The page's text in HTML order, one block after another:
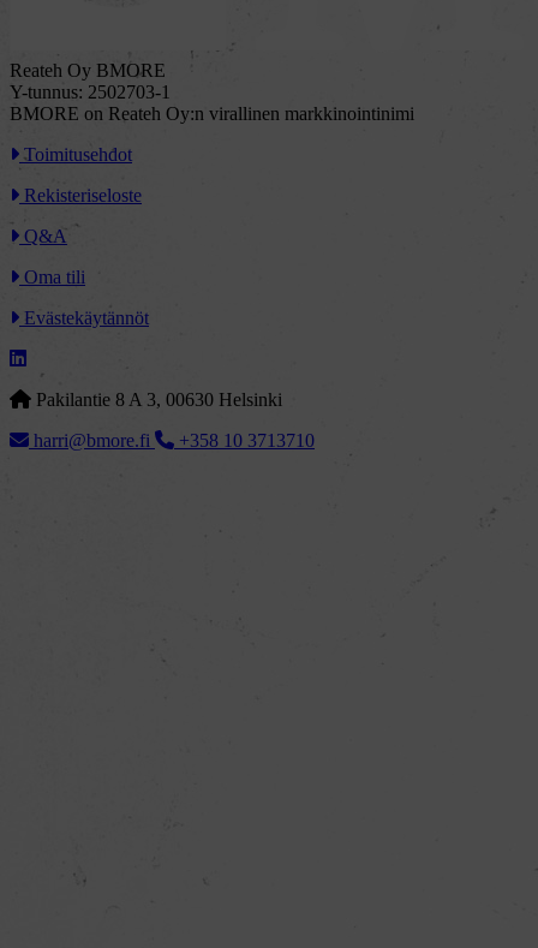
Reateh Oy BMORE
Y-tunnus: 2502703-1
BMORE on Reateh Oy:n virallinen markkinointinimi
Toimitusehdot
Rekisteriseloste
Q&A
Oma tili
Evästekäytännöt
Pakilantie 8 A 3, 00630 Helsinki
harri@bmore.fi
+358 10 3713710